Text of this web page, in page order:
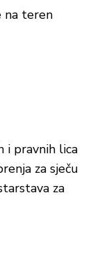
na teren
i pravnih lica
za sječu
za